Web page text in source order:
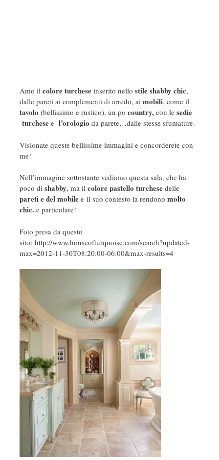
Amo il colore turchese inserito nello stile shabby chic,
dalle pareti ai complementi di arredo, ai mobili, come il
tavolo (bellissimo e rustico), un po country, con le sedie
turchese e l’orologio da parete…dalle stesse sfumature.
Visionate queste bellissime immagini e concorderete con
me!
Nell’immagine sottostante vediamo questa sala, che ha
poco di shabby, ma il colore pastello turchese delle
pareti e del mobile e il suo contesto la rendono molto
chic..e particolare!
Foto presa da questo
sito: http://www.houseofturquoise.com/search?updated-
max=2012-11-30T08:20:00-06:00&max-results=4